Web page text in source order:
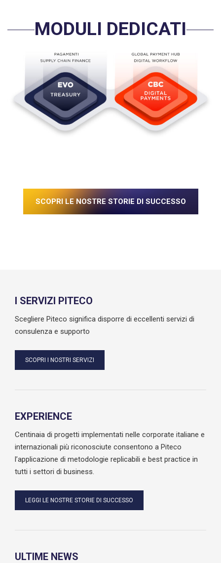
MODULI DEDICATI
SCOPRI LE NOSTRE STORIE DI SUCCESSO
I SERVIZI PITECO
Scegliere Piteco significa disporre di eccellenti servizi di
consulenza e supporto
SCOPRI I NOSTRI SERVIZI
EXPERIENCE
Centinaia di progetti implementati nelle corporate italiane e
internazionali più riconosciute consentono a Piteco
l’applicazione di metodologie replicabili e best practice in
tutti i settori di business.
LEGGI LE NOSTRE STORIE DI SUCCESSO
ULTIME NEWS